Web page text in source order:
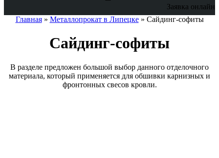
Заявка онлайн
Главная » Металлопрокат в Липецке » Сайдинг-софиты
Сайдинг-софиты
В разделе предложен большой выбор данного отделочного
материала, который применяется для обшивки карнизных и
фронтонных свесов кровли.